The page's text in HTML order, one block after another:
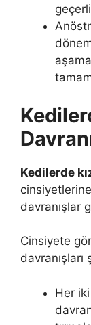
Kedilerde
davranışlar
Cinsiyete
davranışları
Her